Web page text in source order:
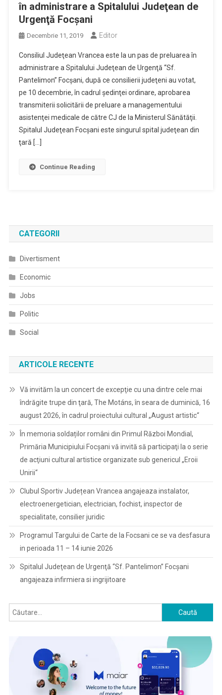
în administrare a Spitalului Judeţean de
Urgenţă Focşani
Decembrie 11, 2019 Editor
Consiliul Judeţean Vrancea este la un pas de preluarea în
administrare a Spitalului Judeţean de Urgenţă “Sf.
Pantelimon” Focşani, după ce consilierii judeţeni au votat,
pe 10 decembrie, în cadrul şedinţei ordinare, aprobarea
transmiterii solicitării de preluare a managementului
asistenţei medicale de către CJ de la Ministerul Sănătăţii.
Spitalul Judeţean Focşani este singurul spital judeţean din
ţară […]
Continue Reading
CATEGORII
Divertisment
Economic
Jobs
Politic
Social
ARTICOLE RECENTE
Vă invităm la un concert de excepţie cu una dintre cele mai
îndrăgite trupe din ţară, The Motáns, în seara de duminică, 16
august 2026, în cadrul proiectului cultural „August artistic“
În memoria soldaților români din Primul Război Mondial,
Primăria Municipiului Focșani vă invită să participaţi la o serie
de acţiuni cultural artistice organizate sub genericul „Eroii
Unirii“
Clubul Sportiv Județean Vrancea angajeaza instalator,
electroenergetician, electrician, fochist, inspector de
specialitate, consilier juridic
Programul Targului de Carte de la Focsani ce se va desfasura
in perioada 11 – 14 iunie 2026
Spitalul Judeţean de Urgenţă “Sf. Pantelimon” Focşani
angajeaza infirmiera si ingrijitoare
Caută
după: